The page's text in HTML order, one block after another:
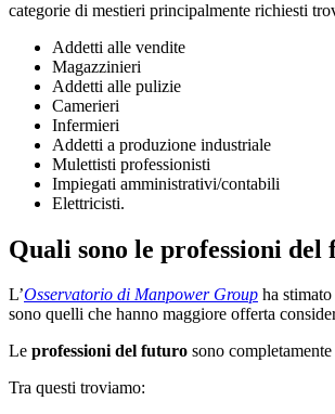
categorie di mestieri principalmente richiesti
Addetti alle vendite
Magazzinieri
Addetti alle pulizie
Camerieri
Infermieri
Addetti a produzione industriale
Mulettisti professionisti
Impiegati amministrativi/contabili
Elettricisti.
Quali sono le professioni del
L’Osservatorio di Manpower Group ha
sono quelli che hanno maggiore offerta
Le professioni del futuro sono
Tra questi troviamo: